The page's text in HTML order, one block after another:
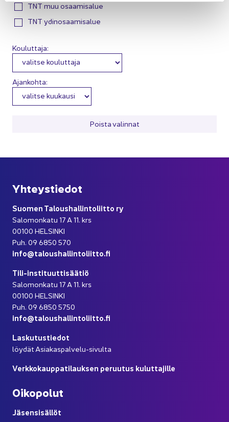
TNT muu osaamisalue
TNT ydinosaamisalue
Kouluttaja:
Ajankohta:
Pois­ta va­lin­nat
Yh­teys­tie­dot
Suo­men Ta­lous­hal­lin­to­liit­to ry
Sa­lo­mon­ka­tu 17 A 11. krs
00100 HEL­SIN­KI
Puh. 09 6850 570
info@ta­lous­hal­lin­to­liit­to.fi
Tili-​instituuttisäätiö
Sa­lo­mon­ka­tu 17 A 11. krs
00100 HEL­SIN­KI
Puh. 09 6850 5750
info@ta­lous­hal­lin­to­liit­to.fi
Las­ku­tus­tie­dot
löy­dät Asiakaspalvelu-​sivulta
Verk­ko­kaup­pa­ti­lauk­sen pe­ruu­tus ku­lut­ta­jil­le
Oi­ko­po­lut
Jä­sen­si­säl­löt